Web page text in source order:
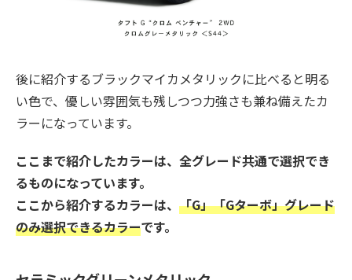
後に紹介するブラックマイカメタリックに比べると明る
い色で、優しい雰囲気も残しつつ力強さも兼ね備えたカ
ラーになっています。
ここまで紹介したカラーは、全グレード共通で選択でき
るものになっています。
ここから紹介するカラーは、 「G」「Gターボ」グレード
のみ選択できるカラーです。